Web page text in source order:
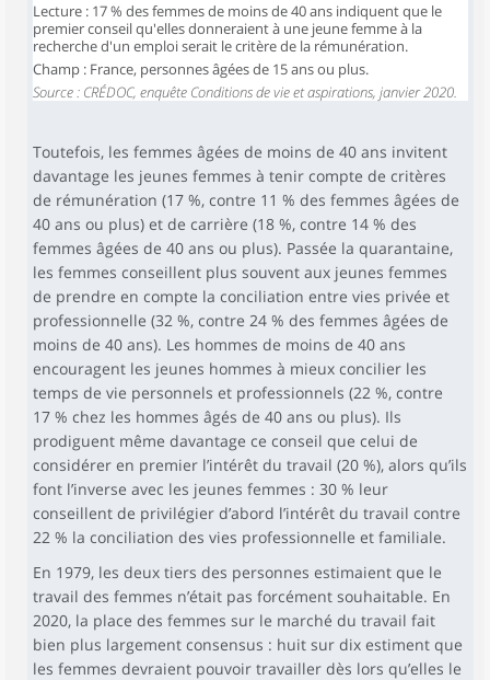
Lecture : 17 % des femmes de moins de 40 ans indiquent que le
premier conseil qu'elles donneraient à une jeune femme à la
recherche d'un emploi serait le critère de la rémunération.
Champ : France, personnes âgées de 15 ans ou plus.
Source : CRÉDOC, enquête Conditions de vie et aspirations, janvier 2020.
Toutefois, les femmes âgées de moins de 40 ans invitent
davantage les jeunes femmes à tenir compte de critères
de rémunération (17 %, contre 11 % des femmes âgées de
40 ans ou plus) et de carrière (18 %, contre 14 % des
femmes âgées de 40 ans ou plus). Passée la quarantaine,
les femmes conseillent plus souvent aux jeunes femmes
de prendre en compte la conciliation entre vies privée et
professionnelle (32 %, contre 24 % des femmes âgées de
moins de 40 ans). Les hommes de moins de 40 ans
encouragent les jeunes hommes à mieux concilier les
temps de vie personnels et professionnels (22 %, contre
17 % chez les hommes âgés de 40 ans ou plus). Ils
prodiguent même davantage ce conseil que celui de
considérer en premier l’intérêt du travail (20 %), alors qu’ils
font l’inverse avec les jeunes femmes : 30 % leur
conseillent de privilégier d’abord l’intérêt du travail contre
22 % la conciliation des vies professionnelle et familiale.
En 1979, les deux tiers des personnes estimaient que le
travail des femmes n’était pas forcément souhaitable. En
2020, la place des femmes sur le marché du travail fait
bien plus largement consensus : huit sur dix estiment que
les femmes devraient pouvoir travailler dès lors qu’elles le